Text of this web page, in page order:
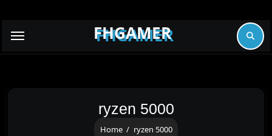
FHGAMER
ryzen 5000
Home ryzen 5000